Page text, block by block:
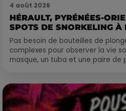
4 août 2026
HÉRAULT, PYRÉNÉES-
SPOTS DE SNORKELING À
Pas besoin de bouteilles de
complexes pour observer la vie
masque, un tuba et une paire de